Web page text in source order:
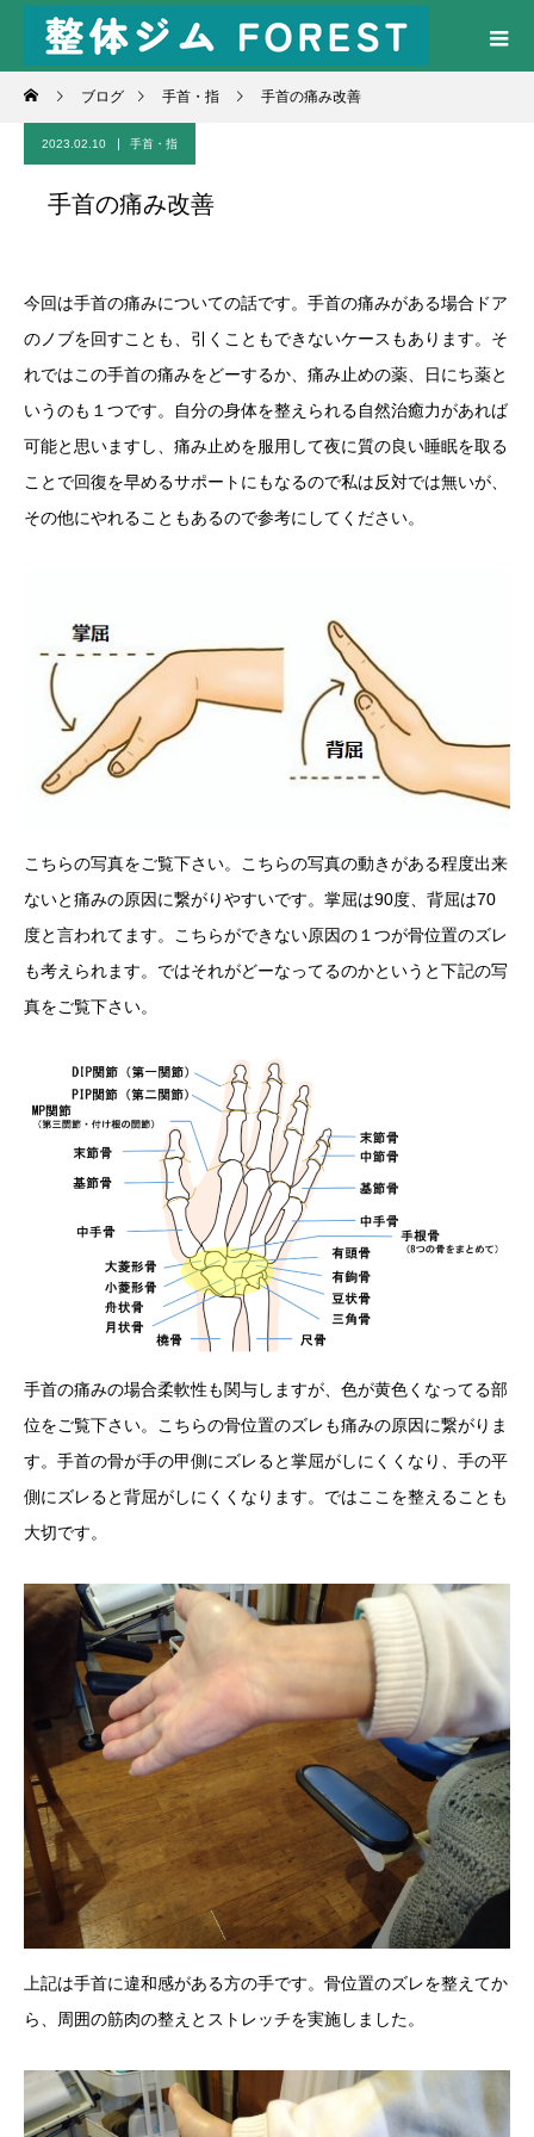
ブログ 手首・指 手首の痛み改善
2023.02.10 手首・指
手首の痛み改善
今回は手首の痛みについての話です。手首の痛みがある場合ドア
のノブを回すことも、引くこともできないケースもあります。そ
れではこの手首の痛みをどーするか、痛み止めの薬、日にち薬と
いうのも１つです。自分の身体を整えられる自然治癒力があれば
可能と思いますし、痛み止めを服用して夜に質の良い睡眠を取る
ことで回復を早めるサポートにもなるので私は反対では無いが、
その他にやれることもあるので参考にしてください。
こちらの写真をご覧下さい。こちらの写真の動きがある程度出来
ないと痛みの原因に繋がりやすいです。掌屈は90度、背屈は70
度と言われてます。こちらができない原因の１つが骨位置のズレ
も考えられます。ではそれがどーなってるのかというと下記の写
真をご覧下さい。
手首の痛みの場合柔軟性も関与しますが、色が黄色くなってる部
位をご覧下さい。こちらの骨位置のズレも痛みの原因に繋がりま
す。手首の骨が手の甲側にズレると掌屈がしにくくなり、手の平
側にズレると背屈がしにくくなります。ではここを整えることも
大切です。
上記は手首に違和感がある方の手です。骨位置のズレを整えてか
ら、周囲の筋肉の整えとストレッチを実施しました。